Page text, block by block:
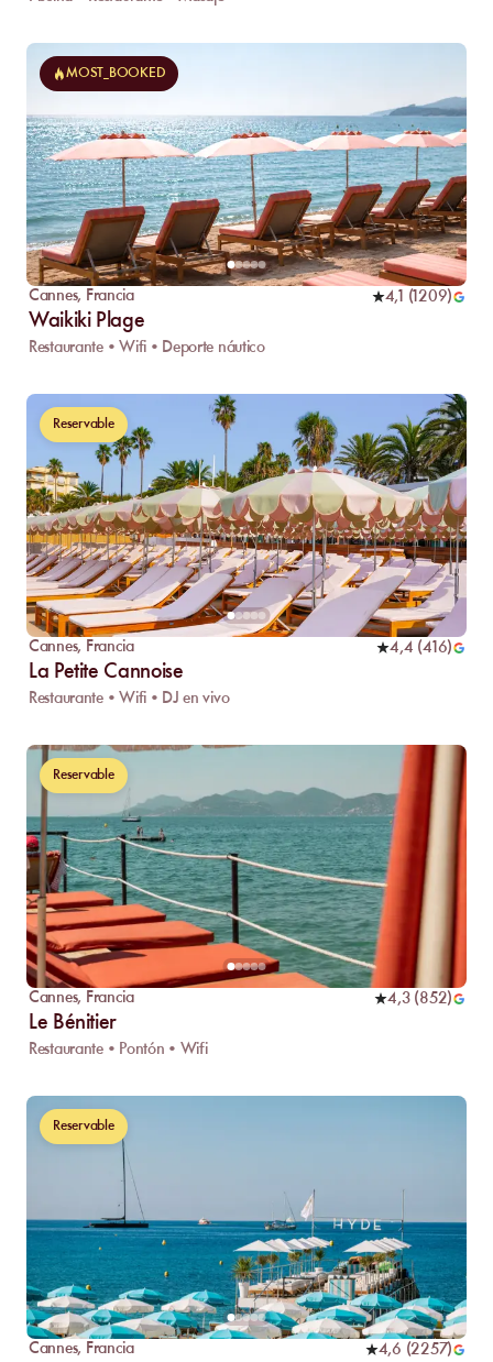
MOST_BOOKED
Cannes, Francia 4,1 (1209)
Waikiki Plage
Restaurante • Wifi • Deporte náutico
Reservable
Cannes, Francia 4,4 (416)
La Petite Cannoise
Restaurante • Wifi • DJ en vivo
Reservable
Cannes, Francia 4,3(852)
Le Bénitier
Restaurante • Pontón • Wifi
Reservable
Cannes, Francia 4,6 (2257)